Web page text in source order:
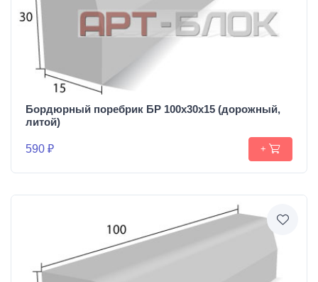
Бордюрный поребрик БР 100х30х15 (дорожный,
литой)
590 ₽ +